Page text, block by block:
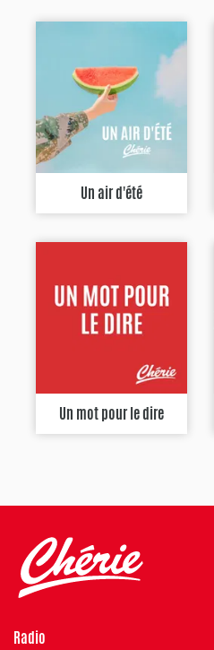
Un air d'été
Un mot pour le dire
Radio